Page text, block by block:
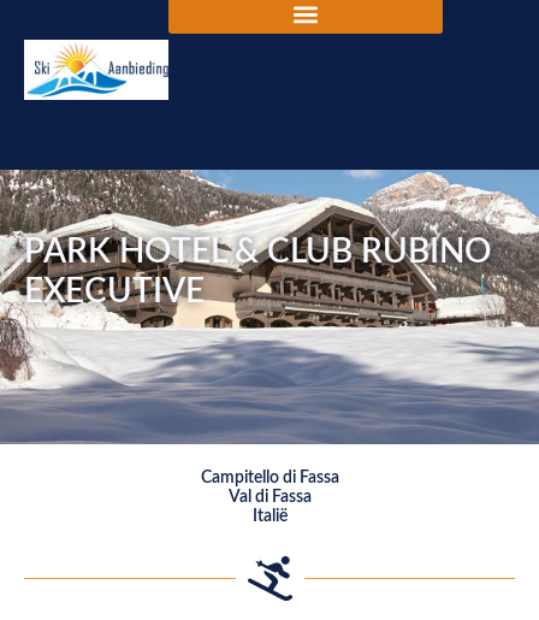
PARK HOTEL & CLUB RUBINO
EXECUTIVE
Campitello di Fassa
Val di Fassa
Italië